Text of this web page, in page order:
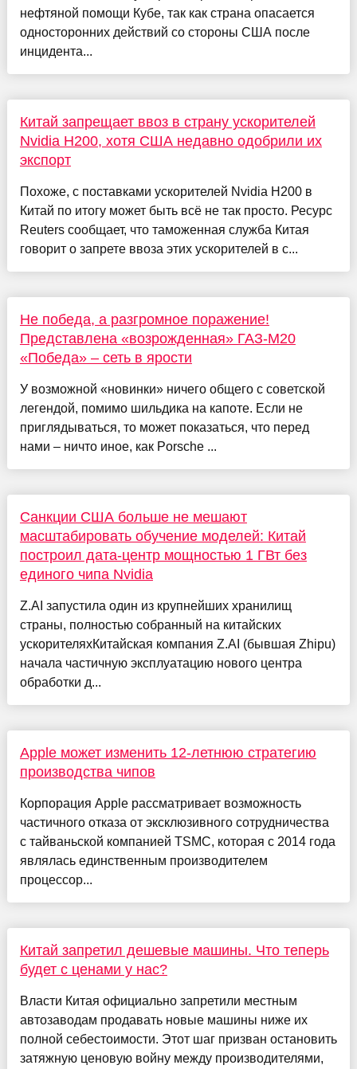
нефтяной помощи Кубе, так как страна опасается
односторонних действий со стороны США после
инцидента...
Китай запрещает ввоз в страну ускорителей
Nvidia H200, хотя США недавно одобрили их
экспорт
Похоже, с поставками ускорителей Nvidia H200 в
Китай по итогу может быть всё не так просто. Ресурс
Reuters сообщает, что таможенная служба Китая
говорит о запрете ввоза этих ускорителей в с...
Не победа, а разгромное поражение!
Представлена «возрожденная» ГАЗ-М20
«Победа» – сеть в ярости
У возможной «новинки» ничего общего с советской
легендой, помимо шильдика на капоте. Если не
приглядываться, то может показаться, что перед
нами – ничто иное, как Porsche ...
Санкции США больше не мешают
масштабировать обучение моделей: Китай
построил дата-центр мощностью 1 ГВт без
единого чипа Nvidia
Z.AI запустила один из крупнейших хранилищ
страны, полностью собранный на китайских
ускорителяхКитайская компания Z.AI (бывшая Zhipu)
начала частичную эксплуатацию нового центра
обработки д...
Apple может изменить 12-летнюю стратегию
производства чипов
Корпорация Apple рассматривает возможность
частичного отказа от эксклюзивного сотрудничества
с тайваньской компанией TSMC, которая с 2014 года
являлась единственным производителем
процессор...
Китай запретил дешевые машины. Что теперь
будет с ценами у нас?
Власти Китая официально запретили местным
автозаводам продавать новые машины ниже их
полной себестоимости. Этот шаг призван остановить
затяжную ценовую войну между производителями,